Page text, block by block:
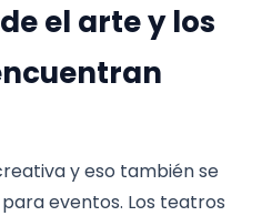
el arte y los
y eso también se
eventos. Los teatros